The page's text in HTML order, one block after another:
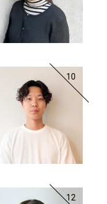
10
12